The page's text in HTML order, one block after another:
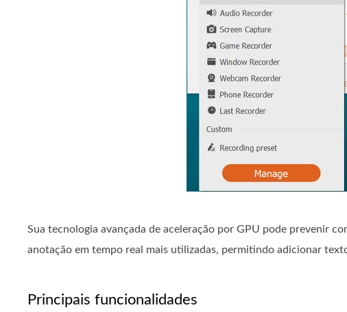
Sua tecnologia avançada de aceleração por GPU pode prevenir
anotação em tempo real mais utilizadas, permitindo adicionar
Principais funcionalidades